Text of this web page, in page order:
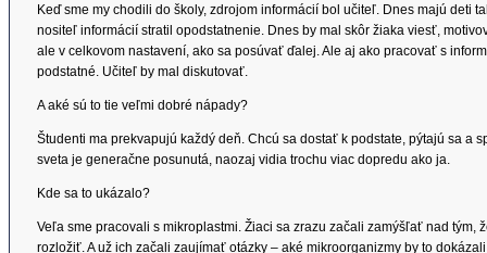
Keď sme my chodili do školy, zdrojom informácií bol učiteľ. Dnes majú deti
nositeľ informácií stratil opodstatnenie. Dnes by mal skôr žiaka viesť,
ale v celkovom nastavení, ako sa posúvať ďalej. Ale aj ako pracovať s
podstatné. Učiteľ by mal diskutovať.
A aké sú to tie veľmi dobré nápady?
Študenti ma prekvapujú každý deň. Chcú sa dostať k podstate, pýtajú sa a
sveta je generačne posunutá, naozaj vidia trochu viac dopredu ako ja.
Kde sa to ukázalo?
Veľa sme pracovali s mikroplastmi. Žiaci sa zrazu začali zamýšľať nad
rozložiť. A už ich začali zaujímať otázky – aké mikroorganizmy by to